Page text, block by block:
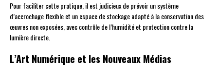
Pour faciliter cette pratique, il est judicieux de prévoir un système
d’accrochage flexible et un espace de stockage adapté à la conservation des
œuvres non exposées, avec contrôle de l’humidité et protection contre la
lumière directe.
L’Art Numérique et les Nouveaux Médias